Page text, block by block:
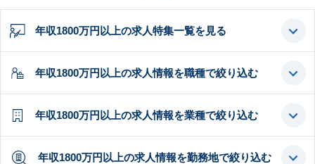
年収1800万円以上の求人特集一覧を見る
年収1800万円以上の求人情報を職種で絞り込む
年収1800万円以上の求人情報を業種で絞り込む
年収1800万円以上の求人情報を勤務地で絞り込む